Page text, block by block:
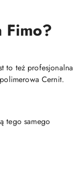
Fimo?
to też profesjonalna
Cernit.
tego samego